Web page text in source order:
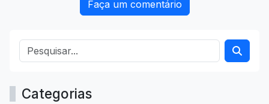
Faça um comentário
Categorias